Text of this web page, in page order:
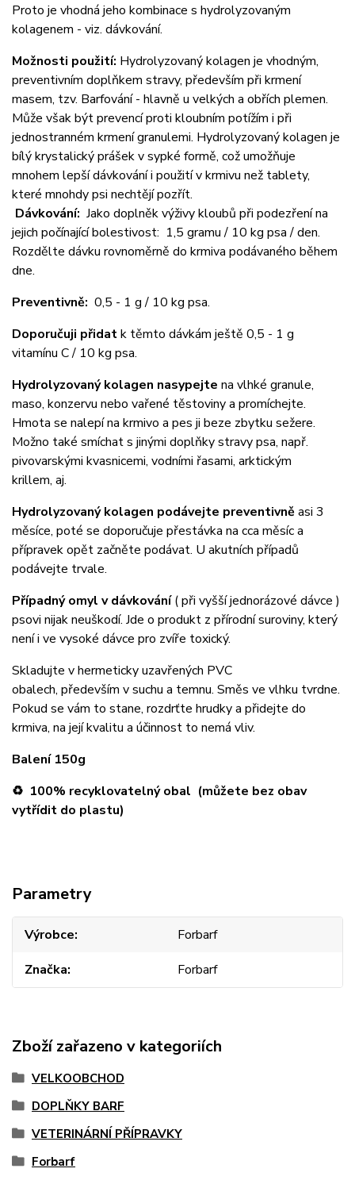
Proto je vhodná jeho kombinace s hydrolyzovaným
kolagenem - viz. dávkování.
Možnosti použití: Hydrolyzovaný kolagen je vhodným,
preventivním doplňkem stravy, především při krmení
masem, tzv. Barfování - hlavně u velkých a obřích plemen.
Může však být prevencí proti kloubním potížím i při
jednostranném krmení granulemi. Hydrolyzovaný kolagen je
bílý krystalický prášek v sypké formě, což umožňuje
mnohem lepší dávkování i použití v krmivu než tablety,
které mnohdy psi nechtějí pozřít.
Dávkování: Jako doplněk výživy kloubů při podezření na
jejich počínající bolestivost: 1,5 gramu / 10 kg psa / den.
Rozdělte dávku rovnoměrně do krmiva podávaného během
dne.
Preventivně: 0,5 - 1 g / 10 kg psa.
Doporučuji přidatk těmto dávkám ještě 0,5 - 1 g
vitamínu C / 10 kg psa.
Hydrolyzovaný kolagen nasypejte na vlhké granule,
maso, konzervu nebo vařené těstoviny a promíchejte.
Hmota se nalepí na krmivo a pes ji beze zbytku sežere.
Možno také smíchat s jinými doplňky stravy psa, např.
pivovarskými kvasnicemi, vodními řasami, arktickým
krillem, aj.
Hydrolyzovaný kolagen podávejte preventivně asi 3
měsíce, poté se doporučuje přestávka na cca měsíc a
přípravek opět začněte podávat. U akutních případů
podávejte trvale.
Případný omyl v dávkování( při vyšší jednorázové dávce )
psovi nijak neuškodí. Jde o produkt z přírodní suroviny, který
není i ve vysoké dávce pro zvíře toxický.
Skladujte v hermeticky uzavřených PVC
obalech, především v suchu a temnu. Směs ve vlhku tvrdne.
Pokud se vám to stane, rozdrťte hrudky a přidejte do
krmiva, na její kvalitu a účinnost to nemá vliv.
Balení 150g
♻️ 100% recyklovatelný obal (můžete bez obav
vytřídit do plastu)
Parametry
Výrobce
Forbarf
Značka
Forbarf
Zboží zařazeno v kategoriích
VELKOOBCHOD
DOPLŇKY BARF
VETERINÁRNÍ PŘÍPRAVKY
Forbarf